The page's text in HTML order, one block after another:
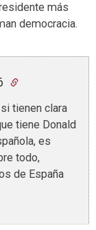
más
democracia.
tienen clara
tiene Donald
es
todo,
de España